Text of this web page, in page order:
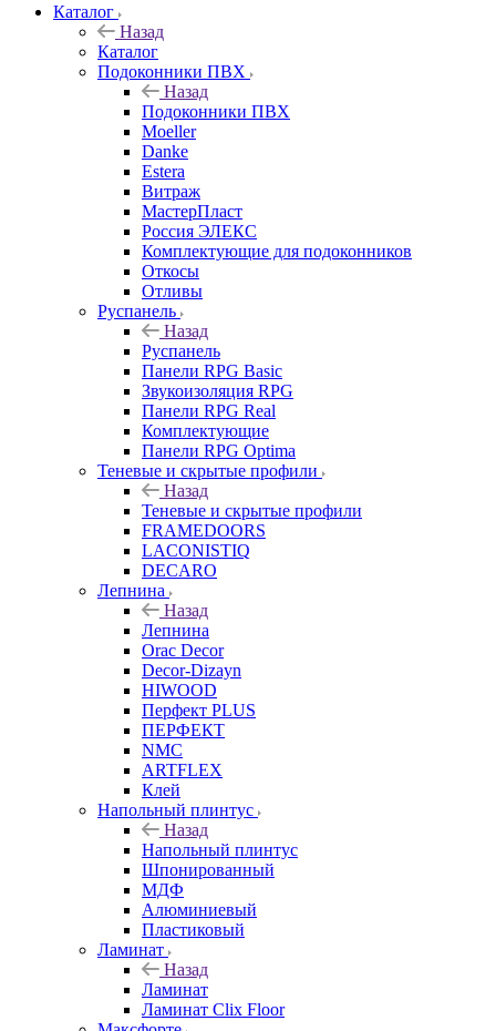
Каталог
Назад
Каталог
Подоконники ПВХ
Назад
Подоконники ПВХ
Moeller
Danke
Estera
Витраж
МастерПласт
Россия ЭЛЕКС
Комплектующие для подоконников
Откосы
Отливы
Руспанель
Назад
Руспанель
Панели RPG Basic
Звукоизоляция RPG
Панели RPG Real
Комплектующие
Панели RPG Optima
Теневые и скрытые профили
Назад
Теневые и скрытые профили
FRAMEDOORS
LACONISTIQ
DECARO
Лепнина
Назад
Лепнина
Orac Decor
Decor-Dizayn
HIWOOD
Перфект PLUS
ПЕРФЕКТ
NMC
ARTFLEX
Клей
Напольный плинтус
Назад
Напольный плинтус
Шпонированный
МДФ
Алюминиевый
Пластиковый
Ламинат
Назад
Ламинат
Ламинат Clix Floor